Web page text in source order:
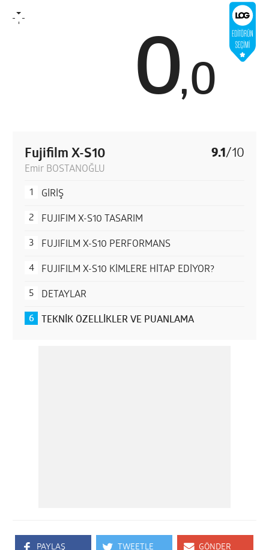
0
,0
Fujifilm X-S10 9.1 /10
Emir BOSTANOĞLU
GİRİŞ
FUJIFIM X-S10 TASARIM
FUJIFILM X-S10 PERFORMANS
FUJIFILM X-S10 KİMLERE HİTAP EDİYOR?
DETAYLAR
TEKNİK ÖZELLİKLER VE PUANLAMA
PAYLAŞ TWEETLE GÖNDER